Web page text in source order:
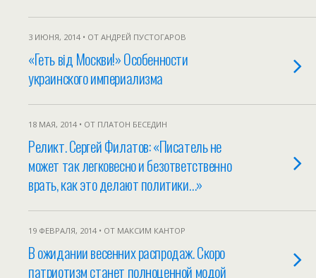
3 ИЮНЯ, 2014 • ОТ АНДРЕЙ ПУСТОГАРОВ
«Геть вiд Москви!» Особенности
украинского империализма
18 МАЯ, 2014 • ОТ ПЛАТОН БЕСЕДИН
Реликт. Сергей Филатов: «Писатель не
может так легковесно и безответственно
врать, как это делают политики…»
19 ФЕВРАЛЯ, 2014 • ОТ МАКСИМ КАНТОР
В ожидании весенних распродаж. Скоро
патриотизм станет полноценной модой